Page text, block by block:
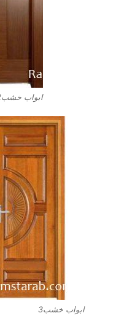
ابواب خشب2
ابواب خشب3